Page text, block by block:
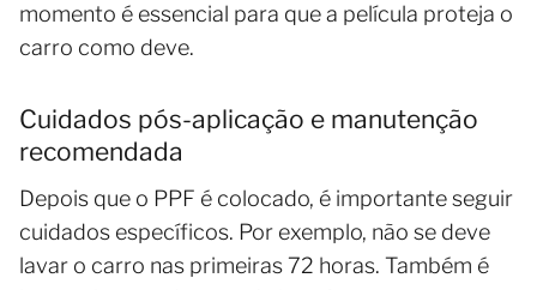
momento é essencial para que a película proteja o
carro como deve.
Cuidados pós-aplicação e manutenção
recomendada
Depois que o PPF é colocado, é importante seguir
cuidados específicos. Por exemplo, não se deve
lavar o carro nas primeiras 72 horas. Também é